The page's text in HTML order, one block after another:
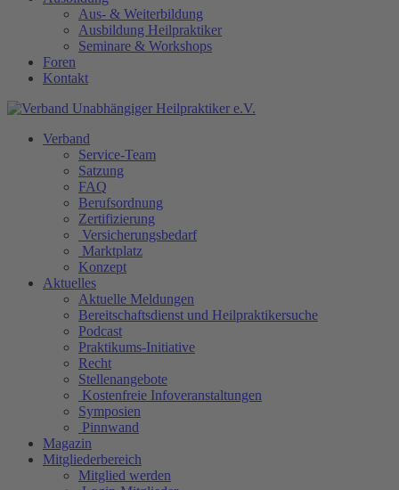
Aus- & Weiterbildung
Ausbildung Heilpraktiker
Seminare & Workshops
Foren
Kontakt
Verband
Service-Team
Satzung
FAQ
Berufsordnung
Zertifizierung
Versicherungsbedarf
Marktplatz
Konzept
Aktuelles
Aktuelle Meldungen
Bereitschaftsdienst und Heilpraktikersuche
Podcast
Praktikums-Initiative
Recht
Stellenangebote
Kostenfreie Infoveranstaltungen
Symposien
Pinnwand
Magazin
Mitgliederbereich
Mitglied werden